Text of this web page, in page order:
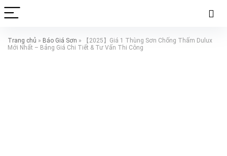
Trang chủ » Báo Giá Sơn »
【2025】Giá 1 Thùng Sơn Chống Thấm Dulux
Mới Nhất – Bảng Giá Chi Tiết & Tư Vấn Thi Công